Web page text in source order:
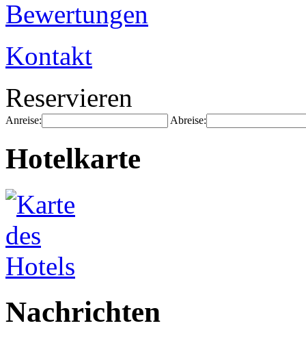
Bewertungen
Kontakt
Reservieren
Anreise: Abreise:
Hotelkarte
Nachrichten